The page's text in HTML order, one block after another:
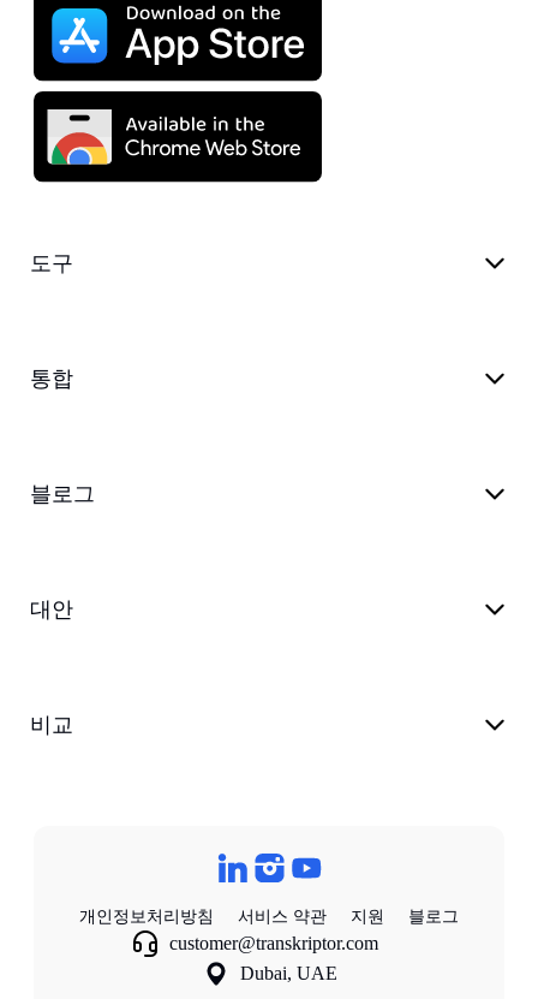
도구
통합
블로그
대안
비교
개인정보처리방침 서비스 약관 지원 블로그
customer@transkriptor.com
Dubai, UAE